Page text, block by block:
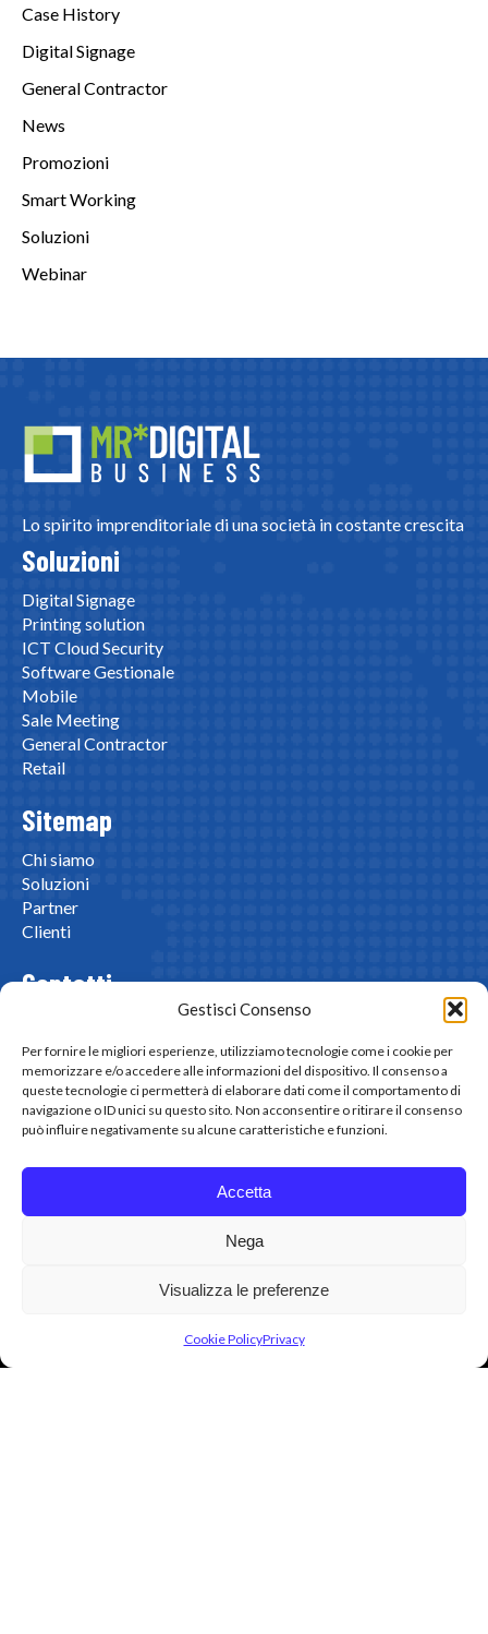
Gestisci Consenso
Per fornire le migliori esperienze, utilizziamo tecnologie come i cookie per
memorizzare e/o accedere alle informazioni del dispositivo. Il consenso a
queste tecnologie ci permetterà di elaborare dati come il comportamento di
navigazione o ID unici su questo sito. Non acconsentire o ritirare il consenso
può influire negativamente su alcune caratteristiche e funzioni.
Accetta
Nega
Visualizza le preferenze
Cookie PolicyPrivacy
Case History
Digital Signage
General Contractor
News
Promozioni
Smart Working
Soluzioni
Webinar
Lo spirito imprenditoriale di una società in costante crescita
Soluzioni
Digital Signage
Printing solution
ICT Cloud Security
Software Gestionale
Mobile
Sale Meeting
General Contractor
Retail
Sitemap
Chi siamo
Soluzioni
Partner
Clienti
Contatti
0331 545181
business@mrdigital.it
2026 © MR DIGITAL SRL - P. IVA / C.F: 07311000157 -
ALL RIGHTS RESERVED - POWERED BY OFFICINAIDEE
ADV
Termini e condizioni